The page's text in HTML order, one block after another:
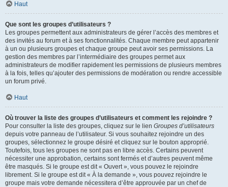
Haut
Que sont les groupes d’utilisateurs ?
Les groupes permettent aux administrateurs de gérer l’accès des membres et
des invités au forum et à ses fonctionnalités. Chaque membre peut appartenir
à un ou plusieurs groupes et chaque groupe peut avoir ses permissions. La
gestion des membres par l’intermédiaire des groupes permet aux
administrateurs de modifier rapidement les permissions de plusieurs membres
à la fois, telles qu’ajouter des permissions de modération ou rendre accessible
un forum privé.
Haut
Où trouver la liste des groupes d’utilisateurs et comment les rejoindre ?
Pour consulter la liste des groupes, cliquez sur le lien Groupes d’utilisateurs
depuis votre panneau de l’utilisateur. Si vous souhaitez rejoindre un des
groupes, sélectionnez le groupe désiré et cliquez sur le bouton approprié.
Toutefois, tous les groupes ne sont pas en libre accès. Certains peuvent
nécessiter une approbation, certains sont fermés et d’autres peuvent même
être masqués. Si le groupe est dit « Ouvert », vous pouvez le rejoindre
librement. Si le groupe est dit « À la demande », vous pouvez rejoindre le
groupe mais votre demande nécessitera d’être approuvée par un chef de